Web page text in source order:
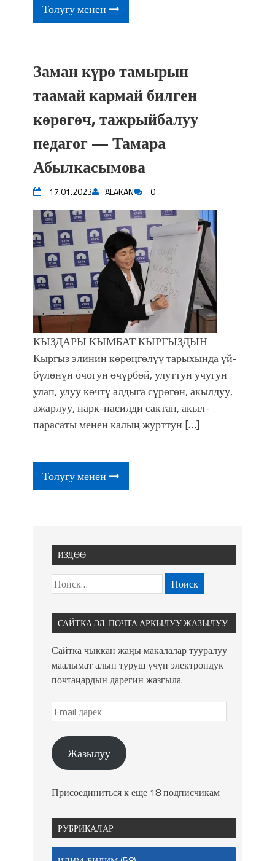
Толугу менен
Заман күрө тамырын
таамай кармай билген
көрөгөч, тажрыйбалуу
педагог — Тамара
Абылкасымова
17.01.2023 ALAKAN 0
КЫЗДАРЫ КЫМБАТ КЫРГЫЗДЫН
Кыргыз элинин көрөңгөлүү тарыхында үй-
бүлөнүн очогун өчүрбөй, улуттун учугун
улап, улуу көчтү алдыга сүрөгөн, акылдуу,
ажарлуу, нарк-насилди сактап, акыл-
парасаты менен калың журттун […]
Толугу менен
ИЗДӨӨ
САЙТКА ЭЛ. ПОЧТА АРКЫЛУУ ЖАЗЫЛУУ
Сайтка чыккан жаңы макалалар тууралуу
маалымат алып туруш үчүн электрондук
почтаңардын дарегин жазгыла.
Жазылуу
Присоединиться к еще 18 подписчикам
РУБРИКАЛАР